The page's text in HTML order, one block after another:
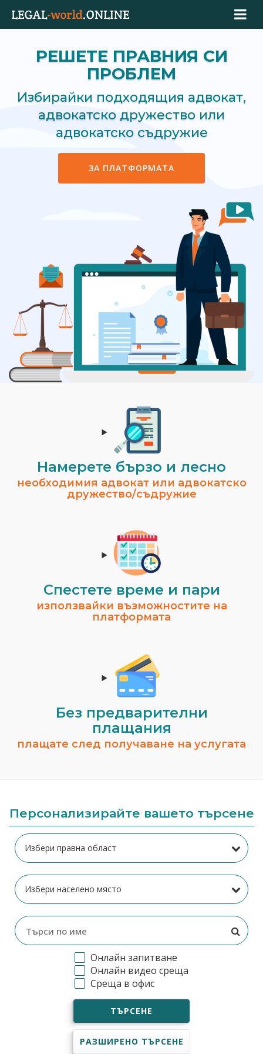
РЕШЕТЕ ПРАВНИЯ СИ
ПРОБЛЕМ
Избирайки подходящия адвокат,
адвокатско дружество или
адвокатско съдружие
ЗА ПЛАТФОРМАТА
Намерете бързо и лесно
необходимия адвокат или адвокатско
дружество/съдружие
Спестeте време и пари
използвайки възможностите на
платформата
Без предварителни
плащания
плащате след получаване на услугата
Персонализирайте вашето търсене
Онлайн запитване
Онлайн видео среща
Среща в офис
ТЪРСЕНЕ
РАЗШИРЕНО ТЪРСЕНЕ